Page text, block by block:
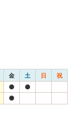
金 土 日 祝